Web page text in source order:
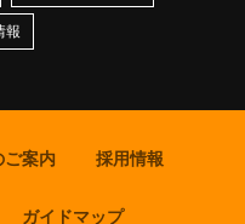
報
ご案内 採用情報
ガイドマップ